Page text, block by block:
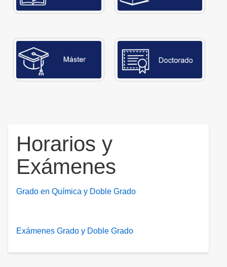
Horarios y
Exámenes
Grado en Química y Doble Grado
Exámenes Grado y Doble Grado